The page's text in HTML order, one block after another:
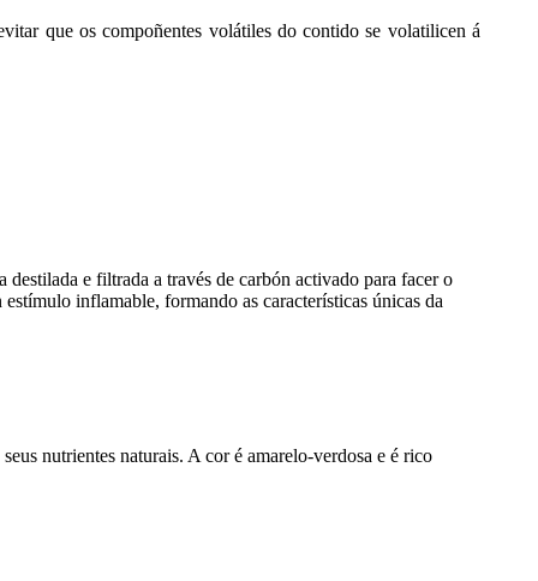
que os compoñentes volátiles do contido se volatilicen á
e filtrada a través de carbón activado para facer o
inflamable, formando as características únicas da
nutrientes naturais. A cor é amarelo-verdosa e é rico